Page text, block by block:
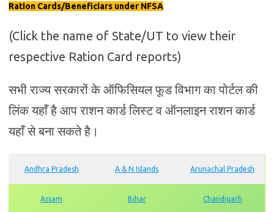
Ration Cards/Beneficiars under NFSA
(Click the name of State/UT to view their
respective Ration Card reports)
सभी राज्य सरकारों के ऑफिसियल फूड विभाग का पोर्टल की
लिंक यहाँ है आप राशन कार्ड लिस्ट व ऑनलाइन राशन कार्ड
यहाँ से बना सकते है।
Andhra Pradesh A & N Islands Arunachal Pradesh
Assam Bihar Chandigarh